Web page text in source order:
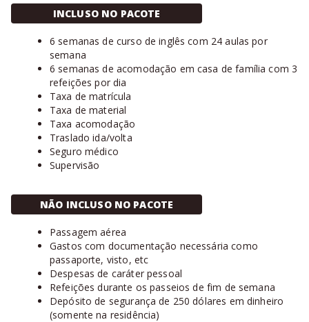
INCLUSO NO PACOTE
6 semanas de curso de inglês com 24 aulas por
semana
6 semanas de acomodação em casa de família com 3
refeições por dia
Taxa de matrícula
Taxa de material
Taxa acomodação
Traslado ida/volta
Seguro médico
Supervisão
NÃO INCLUSO NO PACOTE
Passagem aérea
Gastos com documentação necessária como
passaporte, visto, etc
Despesas de caráter pessoal
Refeições durante os passeios de fim de semana
Depósito de segurança de 250 dólares em dinheiro
(somente na residência)